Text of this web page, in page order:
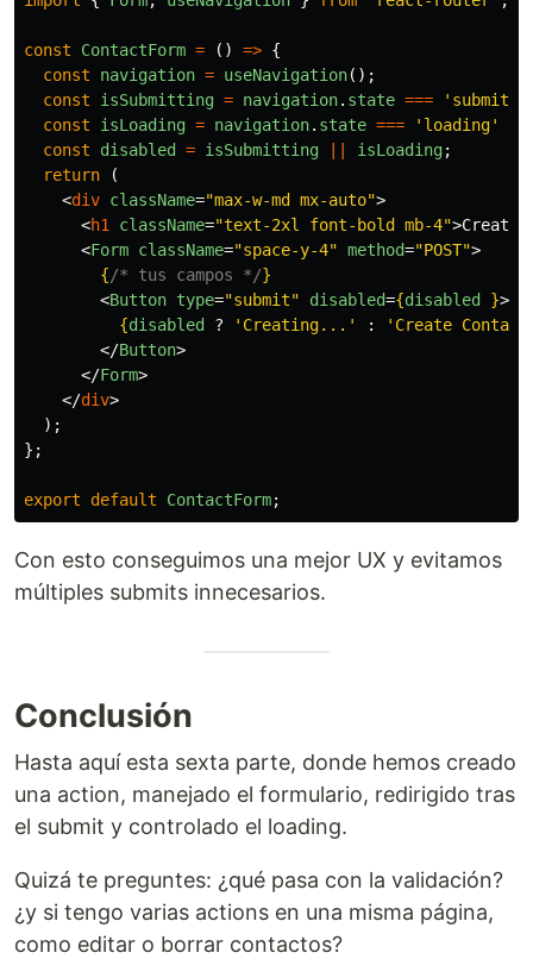
const ContactForm = () => {
const
navigation = useNavigation();
const
isSubmitting = navigation. state === '
const
isLoading = navigation. state === ' loading'
const
disabled = isSubmitting isLoading;
return
(
<div className="max-w-md mx-auto">
<h1 className="text-2xl font-bold mb-4">Create
<Form className="space-y-4" method="POST">
{/* tus campos */}
<Button type="submit" disabled={disabled }>
{disabled ? ' Creating... ' : ' Create Contact
</Button>
</Form>
</div>
);
};
export default ContactForm;
Con esto conseguimos una mejor UX y evitamos
múltiples submits innecesarios.
Conclusión
Hasta aquí esta sexta parte, donde hemos creado
una action, manejado el formulario, redirigido tras
el submit y controlado el loading.
Quizá te preguntes: ¿qué pasa con la validación?
¿y si tengo varias actions en una misma página,
como editar o borrar contactos?